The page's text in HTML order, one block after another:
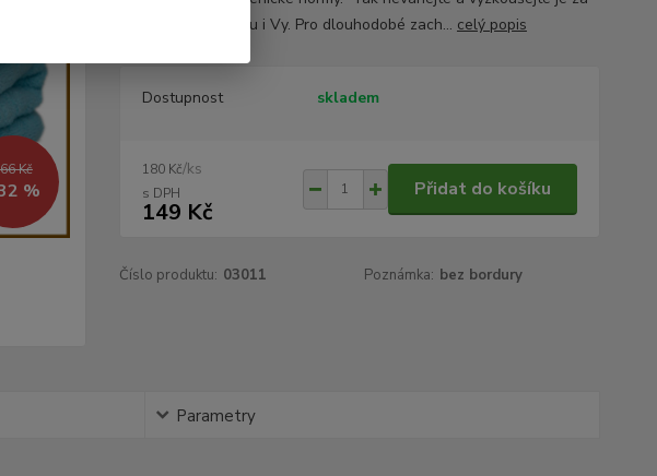
Kč
%
tuto výhodnou cenu i Vy. Pro dlouhodobé zach... celý popis
Dostupnost skladem
180 Kč/ks
149 Kč
Přidat do košíku
Číslo produktu: 03011 Poznámka: bez bordury
Parametry